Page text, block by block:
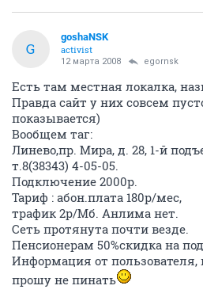
G
goshaNSK
activist
12 марта 2008 egornsk
Есть там местная локалка,
Правда сайт у них совсем
показывается)
Вообщем таг:
Линево,пр. Мира, д. 28, 1-й
т.8(38343) 4-05-05.
Подключение 2000р.
Тариф : абон.плата 180р/мес,
трафик 2р/Мб. Анлима нет.
Сеть протянута почти везде.
Пенсионерам 50%скидка на
Информация от пользователя,
прошу не пинать